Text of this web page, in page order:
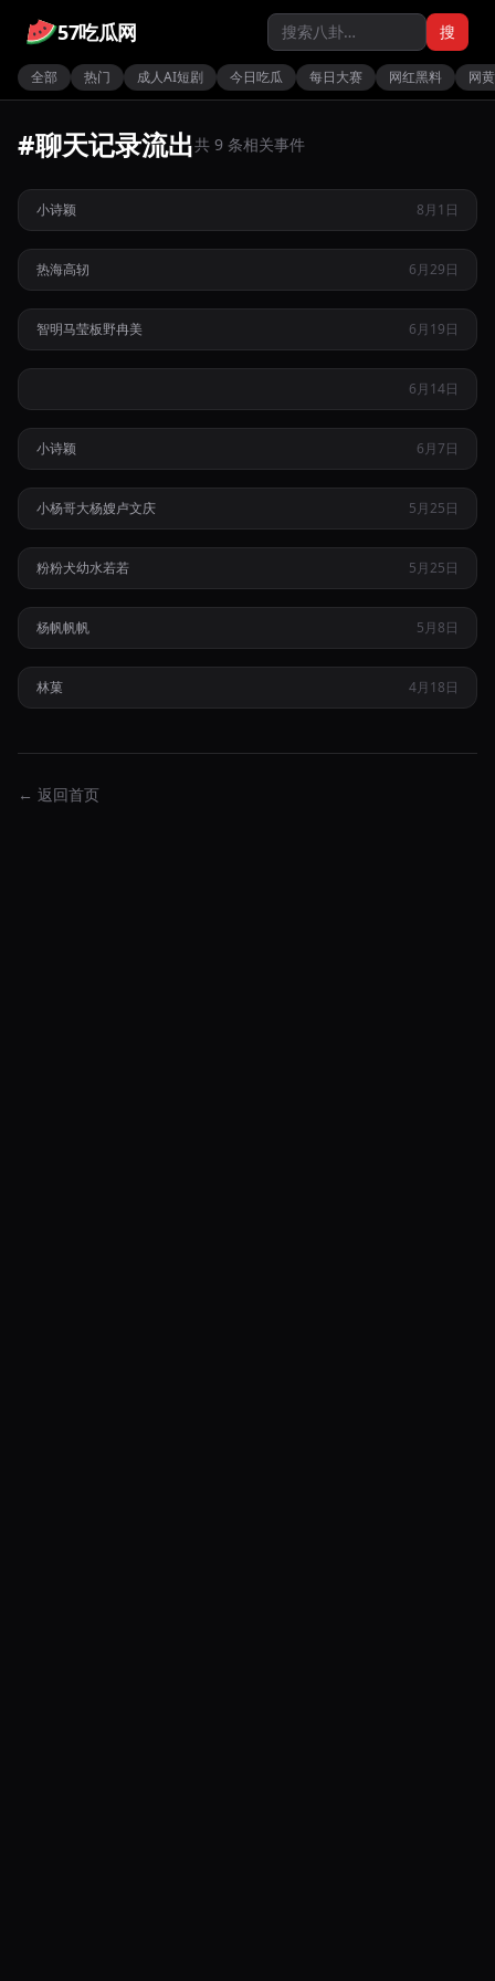
57吃瓜网 搜
全部 热门 成人AI短剧 今日吃瓜 每日大赛 网红黑料 网
#聊天记录流出共 9 条相关事件
清纯系高颜值网红小诗颖私下与多名男子发生关系不雅视频流
出
小诗颖 8月1日
热
抖音五十万粉丝健身网红热海高轫因多名女粉实名举报性爱视
频流出人设崩塌
热海高轫 6月29日
抖音网红智明背地贬低女友并私下向板野冉美挥金如土出轨被
曝
智明马莹板野冉美 6月19日
清纯系治愈系博主深陷私生活丑闻人设崩塌引发全网关注
6月14日
清纯系高颜值网红小诗颖私下与多名男子发生关系不雅视频流
小诗颖 6月7日
热
顶流网红小杨哥深陷出轨传闻与大杨嫂被造黄谣风波
小杨哥大杨嫂卢文庆 5月25日
热
网红幼水若若被曝在游戏主页挂露体照并深陷艾滋感染传闻
粉粉犬幼水若若 5月25日
KPL选手滔搏杨帆遭前女友公开控诉长期冷暴力及言语低俗等
恶劣行径
杨帆帆帆 5月8日
热
清纯主播林菓因私下言行大胆且多开小号造谣被扒导致人设彻
底崩塌
林菓 4月18日
← 返回首页